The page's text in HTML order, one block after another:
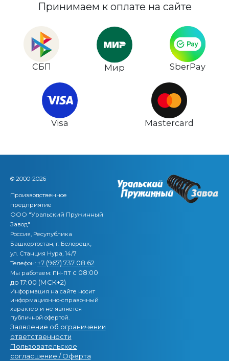
Принимаем к оплате на сайте
СБП Мир SberPay
Visa Mastercard
© 2000-2026
Производственное
предприятие
ООО "Уральский Пружинный
Завод"
Россия, Ресупублика
Башкортостан, г. Белорецк,
ул. Станция Нура, 14/7
Телефон: +7 (967) 737 08 62
Мы работаем: пн-пт с 08:00
до 17:00 (МСК+2)
Информация на сайте носит
информационно-справочный
характер и не является
публичной офертой.
Заявление об ограничении
ответственности
Пользовательское
согласшение / Оферта